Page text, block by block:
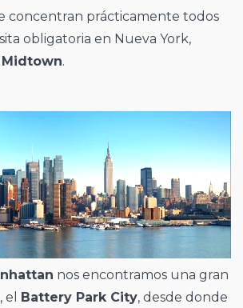
concentran prácticamente todos
obligatoria en Nueva York,
Midtown.
nos encontramos una gran
Battery Park City, desde donde